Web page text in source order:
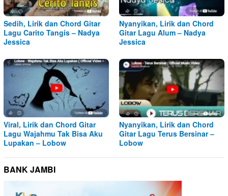
Sedih, Lirik dan Chord Gitar
Lagu Carito Tangis – Nadya
Jessica
Nyanyikan, Lirik dan Chord
Gitar Lagu Alum – Nadya
Jessica
Viral, Lirik dan Chord Gitar
Lagu Wajahmu Tak Bisa Aku
Lupakan – Lobow
Nyanyikan, Lirik dan Chord
Gitar Lagu Terus Bersinar –
Lobow
BANK JAMBI